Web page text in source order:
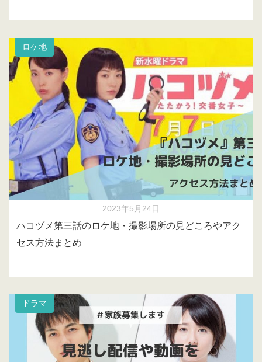
ロケ地
2023年5月24日
ハコヅメ第三話のロケ地・撮影場所の見どころやアク
セス方法まとめ
ドラマ